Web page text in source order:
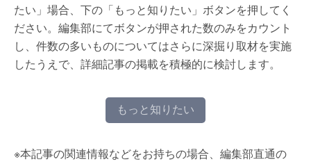
たい」場合、下の「もっと知りたい」ボタンを押してく
ださい。編集部にてボタンが押された数のみをカウント
し、件数の多いものについてはさらに深掘り取材を実施
したうえで、詳細記事の掲載を積極的に検討します。
もっと知りたい
※本記事の関連情報などをお持ちの場合、編集部直通の